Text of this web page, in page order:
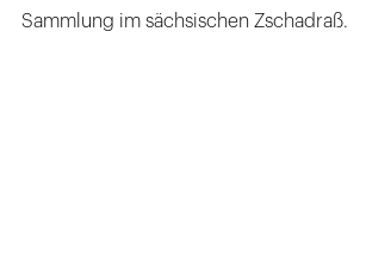
Sammlung im sächsischen Zschadraß.